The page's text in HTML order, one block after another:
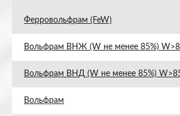
Ферровольфрам (FeW)
Вольфрам ВНЖ (W не менее 85%)
Вольфрам ВНД (W не менее 85%)
Вольфрам